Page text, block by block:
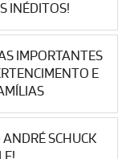
INÉDITOS!
IMPORTANTES
E
SCHUCK